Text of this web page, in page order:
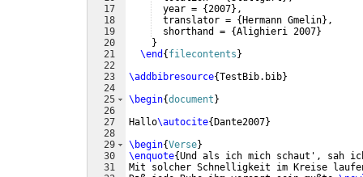
17
18
19
20
21
22
23
24
25
26
27
28
29
30
31
  year =
{2007} ,
  translator =
{ Hermann Gmelin} ,
  shorthand =
{Alighieri 2007}
}
\end { filecontents }
\addbibresource{TestBib.bib}
\begin{document }
Hallo\autocite{ Dante2007}
\begin{Verse}
\enquote{Und als ich mich schaut', sah
Mit solcher Schnelligkeit im Kreise